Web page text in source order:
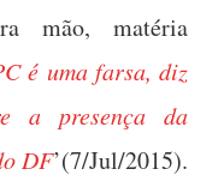
mão, matéria
é uma farsa, diz
a presença da
DF’(7/Jul/2015).